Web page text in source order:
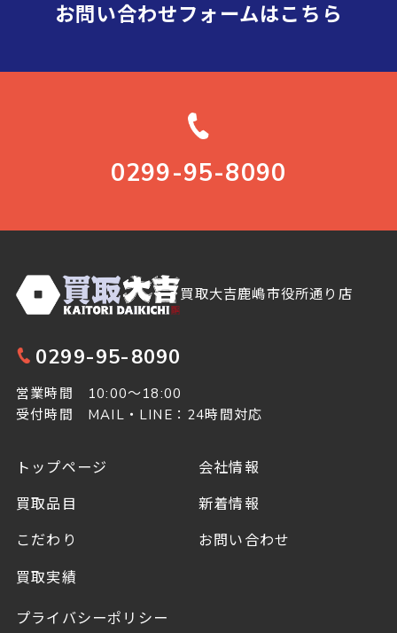
お問い合わせフォームはこちら
0299-95-8090
買取大吉鹿嶋市役所通り店
0299-95-8090
営業時間 10:00～18:00
受付時間 MAIL・LINE：24時間対応
トップページ
買取品目
こだわり
買取実績
会社情報
新着情報
お問い合わせ
プライバシーポリシー